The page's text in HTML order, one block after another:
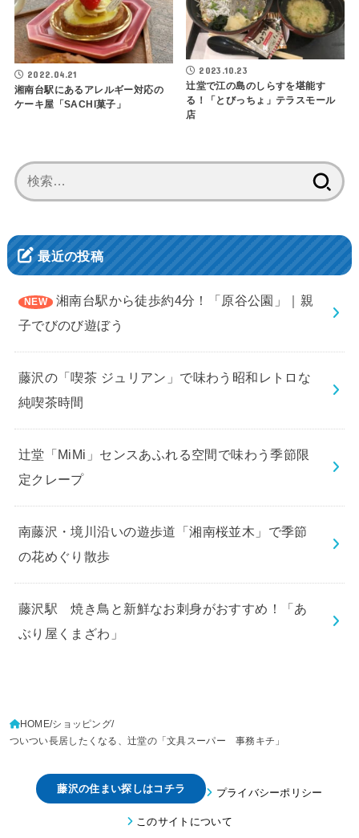
2022.04.21
湘南台駅にあるアレルギー対応の
ケーキ屋「SACHI菓子」
2023.10.23
辻堂で江の島のしらすを堪能す
る！「とびっちょ」テラスモール
店
索:
最近の投稿
湘南台駅から徒歩約4分！「原谷公園」｜親
子でびのび遊ぼう
藤沢の「喫茶 ジュリアン」で味わう昭和レトロな
純喫茶時間
辻堂「MiMi」センスあふれる空間で味わう季節限
定クレープ
南藤沢・境川沿いの遊歩道「湘南桜並木」で季節
の花めぐり散歩
藤沢駅 焼き鳥と新鮮なお刺身がおすすめ！「あ
ぶり屋くまざわ」
HOME ショッピング
ついつい長居したくなる、辻堂の「文具スーパー 事務キチ」
藤沢の住まい探しはコチラ プライバシーポリシー
このサイトについて